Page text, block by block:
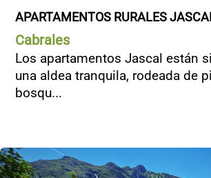
APARTAMENTOS RURALES
Cabrales
Los apartamentos Jascal están
una aldea tranquila, rodeada de
bosqu...